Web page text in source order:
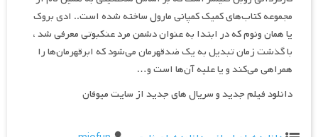
مجموعه کتاب‌های کمیک کمپانی مارول ساخته شده است.. ادی بروک
یا همان ونوم که در ابتدا به عنوان دشمن مرد عنکبوتی معرفی شد ،
با گذشت زمان تبدیل به یک ضدقهرمان می‌شود که ابرقهرمان‌ها را
همراهی می‌کند و یا علیه آن‌ها است و…
دانلود فیلم جدید و سریال های جدید از سایت میوفان